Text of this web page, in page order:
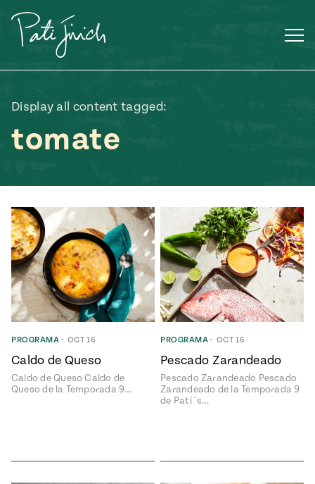
contenido
Postres
Clásicos
Mexicanos
ENGLISH•ESPAÑOL
Display all content tagged:
tomate
PROGRAMA • OCT 16
Caldo de Queso
Caldo de Queso Caldo de
Queso de la Temporada 9…
PROGRAMA • OCT 16
Pescado Zarandeado
Pescado Zarandeado Pescado
Zarandeado de la Temporada 9
de Pati´s…